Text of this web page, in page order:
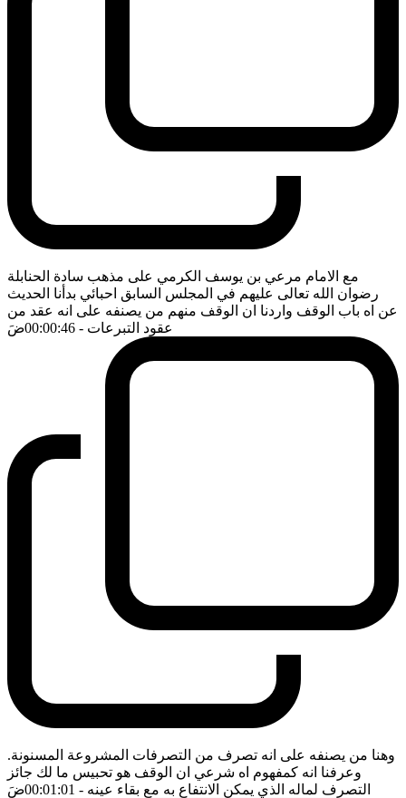
مع الامام مرعي بن يوسف الكرمي على مذهب سادة الحنابلة
رضوان الله تعالى عليهم في المجلس السابق احبائي بدأنا الحديث
عن اه باب الوقف واردنا ان الوقف منهم من يصنفه على انه عقد من
عقود التبرعات - 00:00:46 ضَ
وهنا من يصنفه على انه تصرف من التصرفات المشروعة المسنونة.
وعرفنا انه كمفهوم اه شرعي ان الوقف هو تحبيس ما لك جائز
التصرف لماله الذي يمكن الانتفاع به مع بقاء عينه - 00:01:01 ضَ